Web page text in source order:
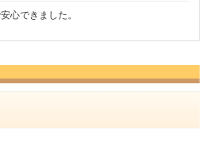
心できました。